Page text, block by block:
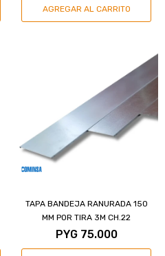
TAPA BANDEJA RANURADA 150
MM POR TIRA 3M CH.22
PYG 75.000